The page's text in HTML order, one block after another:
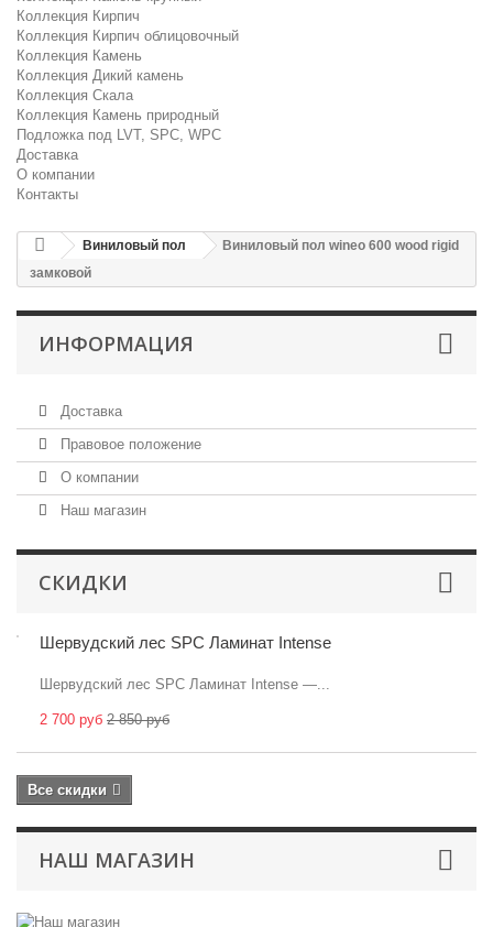
Коллекция Кирпич
Коллекция Кирпич облицовочный
Коллекция Камень
Коллекция Дикий камень
Коллекция Скала
Коллекция Камень природный
Подложка под LVT, SPC, WPC
Доставка
О компании
Контакты
Виниловый пол
Виниловый пол wineo 600 wood rigid
замковой
ИНФОРМАЦИЯ
Доставка
Правовое положение
О компании
Наш магазин
СКИДКИ
Шервудский лес SPC Ламинат Intense
Шервудский лес SPC Ламинат Intense —...
2 700 руб 2 850 руб
Все скидки
НАШ МАГАЗИН